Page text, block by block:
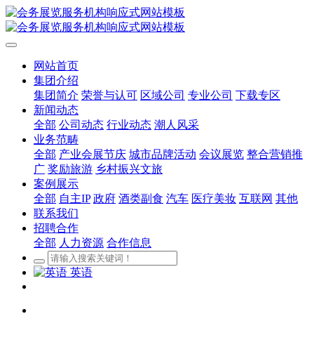
网站首页
集团介绍
集团简介 荣誉与认可 区域公司 专业公司 下载专区
新闻动态
全部 公司动态 行业动态 潮人风采
业务范畴
全部 产业会展节庆 城市品牌活动 会议展览 整合营销推
广 奖励旅游 乡村振兴文旅
案例展示
全部 自主IP 政府 酒类副食 汽车 医疗美妆 互联网 其他
联系我们
招聘合作
全部 人力资源 合作信息
英语